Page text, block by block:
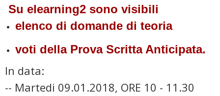
Su elearning2 sono visibili
elenco di domande di teoria
voti della Prova Scritta Anticipata.
In data:
-- Martedi 09.01.2018, ORE 10 - 11.30